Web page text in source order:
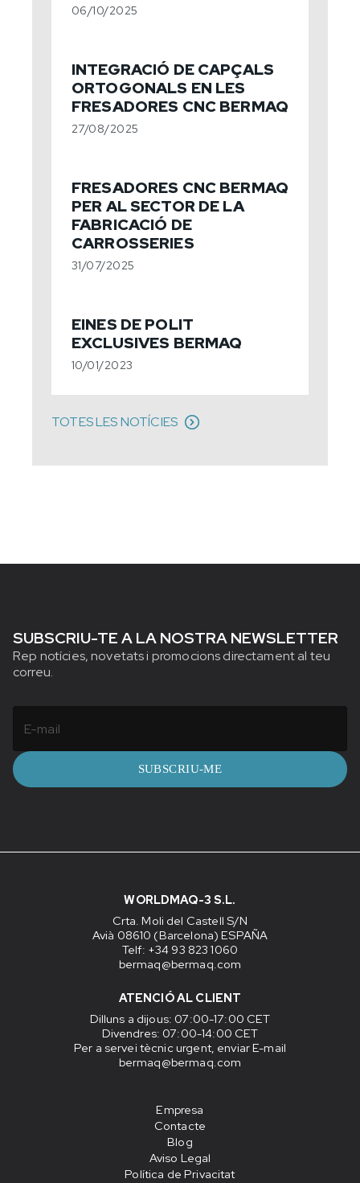
06/10/2025
INTEGRACIÓ DE CAPÇALS
ORTOGONALS EN LES
FRESADORES CNC BERMAQ
27/08/2025
FRESADORES CNC BERMAQ
PER AL SECTOR DE LA
FABRICACIÓ DE
CARROSSERIES
31/07/2025
EINES DE POLIT
EXCLUSIVES BERMAQ
10/01/2023
TOTES LES NOTÍCIES
SUBSCRIU-TE A LA NOSTRA NEWSLETTER
Rep notícies, novetats i promocions directament al teu
correu.
SUBSCRIU-ME
WORLDMAQ-3 S.L.
Crta. Moli del Castell S/N
Avià 08610 (Barcelona) ESPAÑA
Telf: +34 93 823 1060
bermaq@bermaq.com
ATENCIÓ AL CLIENT
Dilluns a dijous: 07:00-17:00 CET
Divendres: 07:00-14:00 CET
Per a servei tècnic urgent, enviar E-mail
bermaq@bermaq.com
Empresa
Contacte
Blog
Aviso Legal
Política de Privacitat